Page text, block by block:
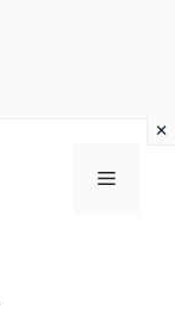
MENU